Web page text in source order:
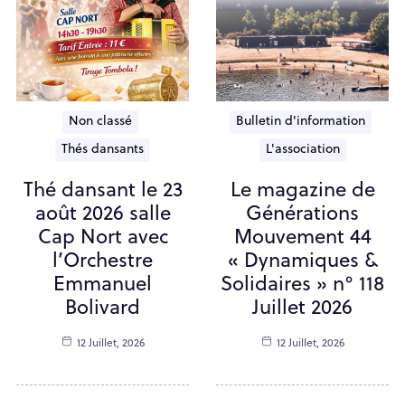
Non classé
Thés dansants
Thé dansant le 23
août 2026 salle
Cap Nort avec
l’Orchestre
Emmanuel
Bolivard
12 Juillet, 2026
Bulletin d'information
L'association
Le magazine de
Générations
Mouvement 44
« Dynamiques &
Solidaires » n° 118
Juillet 2026
12 Juillet, 2026